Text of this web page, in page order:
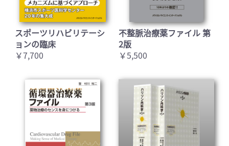
スポーツリハビリテーシ
ョンの臨床
￥7,700
不整脈治療薬ファイル 第
2版
￥5,500